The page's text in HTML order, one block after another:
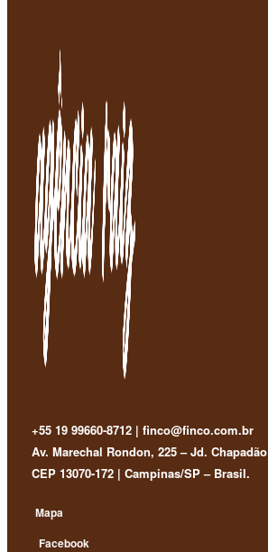
+55 19 99660-8712 | finco@finco.com.br
Av. Marechal Rondon, 225 – Jd. Chapadão
CEP 13070-172 | Campinas/SP – Brasil.
Mapa
Facebook